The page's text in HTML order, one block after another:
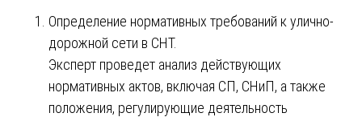
Определение нормативных требований к улично-
дорожной сети в СНТ.
Эксперт проведет анализ действующих
нормативных актов, включая СП, СНиП, а также
положения, регулирующие деятельность